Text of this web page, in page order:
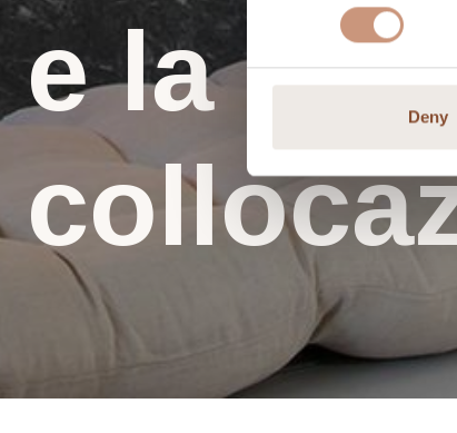
Deny
e la